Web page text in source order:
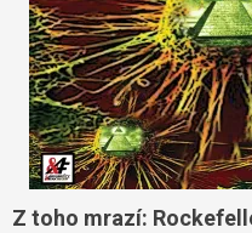
Z toho mrazí: